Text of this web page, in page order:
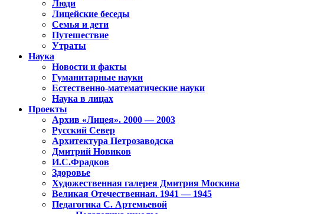
Люди
Лицейские беседы
Семья и дети
Путешествие
Утраты
Наука
Новости и факты
Гуманитарные науки
Естественно-математические науки
Наука в лицах
Проекты
Архив «Лицея». 2000 — 2003
Русский Север
Архитектура Петрозаводска
Дмитрий Новиков
И.С.Фрадков
Здоровье
Художественная галерея Дмитрия Москина
Великая Отечественная. 1941 — 1945
Педагогика С. Артемьевой